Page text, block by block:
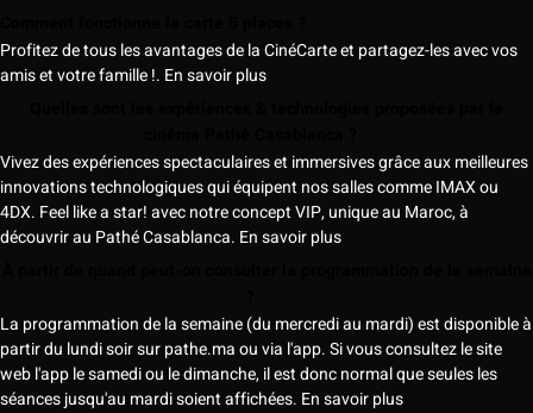
Profitez de tous les avantages de la CinéCarte et partagez-les avec vos
amis et votre famille !. En savoir plus
Vivez des expériences spectaculaires et immersives grâce aux meilleures
innovations technologiques qui équipent nos salles comme IMAX ou
4DX. Feel like a star! avec notre concept VIP, unique au Maroc, à
découvrir au Pathé Casablanca. En savoir plus
La programmation de la semaine (du mercredi au mardi) est disponible à
partir du lundi soir sur pathe.ma ou via l'app. Si vous consultez le site
web l'app le samedi ou le dimanche, il est donc normal que seules les
séances jusqu'au mardi soient affichées. En savoir plus